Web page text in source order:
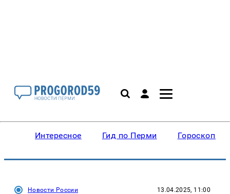
Интересное Гид по Перми Гороскопы
Новости России 13.04.2025, 11:00